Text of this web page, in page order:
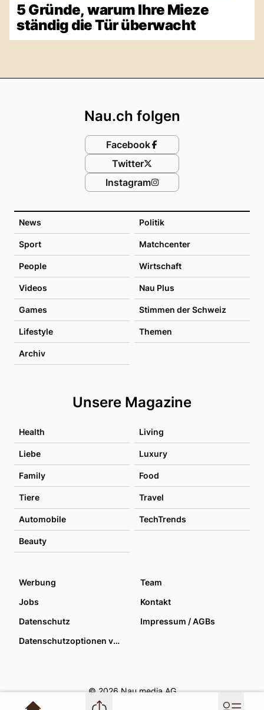
5 Gründe, warum Ihre Mieze
ständig die Tür überwacht
News Politik
Sport Matchcenter
People Wirtschaft
Videos Nau Plus
Games Stimmen der Schweiz
Lifestyle Themen
Archiv
Unsere Magazine
Health Living
Liebe Luxury
Family Food
Tiere Travel
Automobile TechTrends
Beauty
Nau.ch folgen
Facebook
Twitter
Instagram
Werbung
Team
Jobs
Kontakt
Datenschutz
Impressum / AGBs
Datenschutzoptionen verwalten
© 2026 Nau media AG